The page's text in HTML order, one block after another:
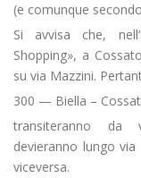
(e comunque
Si avvisa che,
Shopping», a
su via Mazzini.
300 — Biella –
transiteranno da
devieranno lungo
viceversa.